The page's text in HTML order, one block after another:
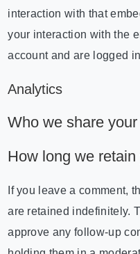
interaction with that
your interaction with the
account and are logged
Analytics
Who we share
How long we
If you leave a comment,
are retained indefinitely.
approve any follow-up